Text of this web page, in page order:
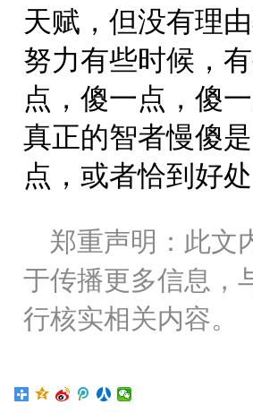
天赋，但没有理
努力有些时候，
点，傻一点，傻
真正的智者慢傻
点，或者恰到好处
郑重声明：此文
于传播更多信息，
行核实相关内容。